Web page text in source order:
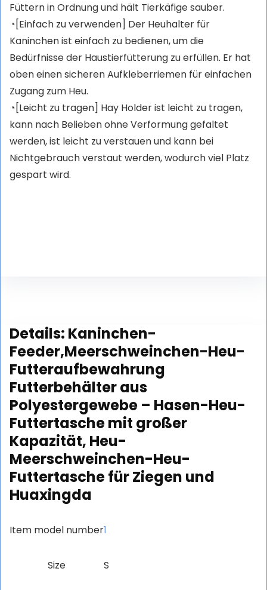
Füttern in Ordnung und hält Tierkäfige sauber.
◔[Einfach zu verwenden] Der Heuhalter für
Kaninchen ist einfach zu bedienen, um die
Bedürfnisse der Haustierfütterung zu erfüllen. Er hat
oben einen sicheren Aufkleberriemen für einfachen
Zugang zum Heu.
◔[Leicht zu tragen] Hay Holder ist leicht zu tragen,
kann nach Belieben ohne Verformung gefaltet
werden, ist leicht zu verstauen und kann bei
Nichtgebrauch verstaut werden, wodurch viel Platz
gespart wird.
Details: Kaninchen-
Feeder,Meerschweinchen-Heu-
Futteraufbewahrung
Futterbehälter aus
Polyestergewebe – Hasen-Heu-
Futtertasche mit großer
Kapazität, Heu-
Meerschweinchen-Heu-
Futtertasche für Ziegen und
Huaxingda
Item model number‎1
Size S